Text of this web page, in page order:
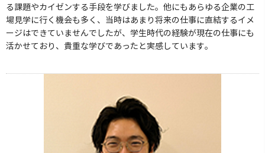
る課題やカイゼンする手段を学びました。他にもあらゆる企業の工
場見学に行く機会も多く、当時はあまり将来の仕事に直結するイメ
ージはできていませんでしたが、学生時代の経験が現在の仕事にも
活かせており、貴重な学びであったと実感しています。